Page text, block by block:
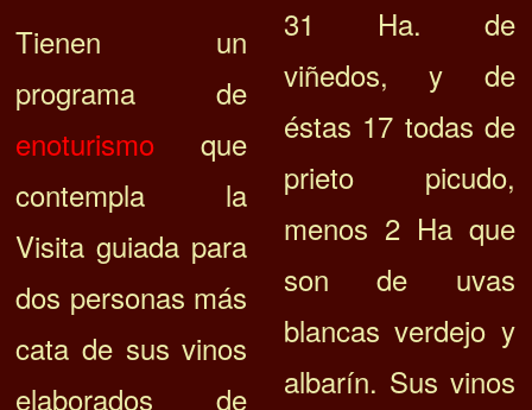
Tienen un
programa de
enoturismo que
contempla la
Visita guiada para
dos personas más
cata de sus vinos
elaborados de
31 Ha. de
viñedos, y de
éstas 17 todas de
prieto picudo,
menos 2 Ha que
son de uvas
blancas verdejo y
albarín. Sus vinos